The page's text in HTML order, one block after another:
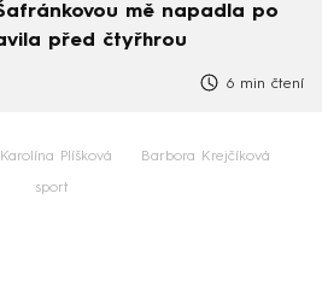
mě napadla po
před čtyřhrou
6 min čtení
Karolína Plíšková Barbora Krejčíková
sport